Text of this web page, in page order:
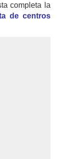
completa la
de centros